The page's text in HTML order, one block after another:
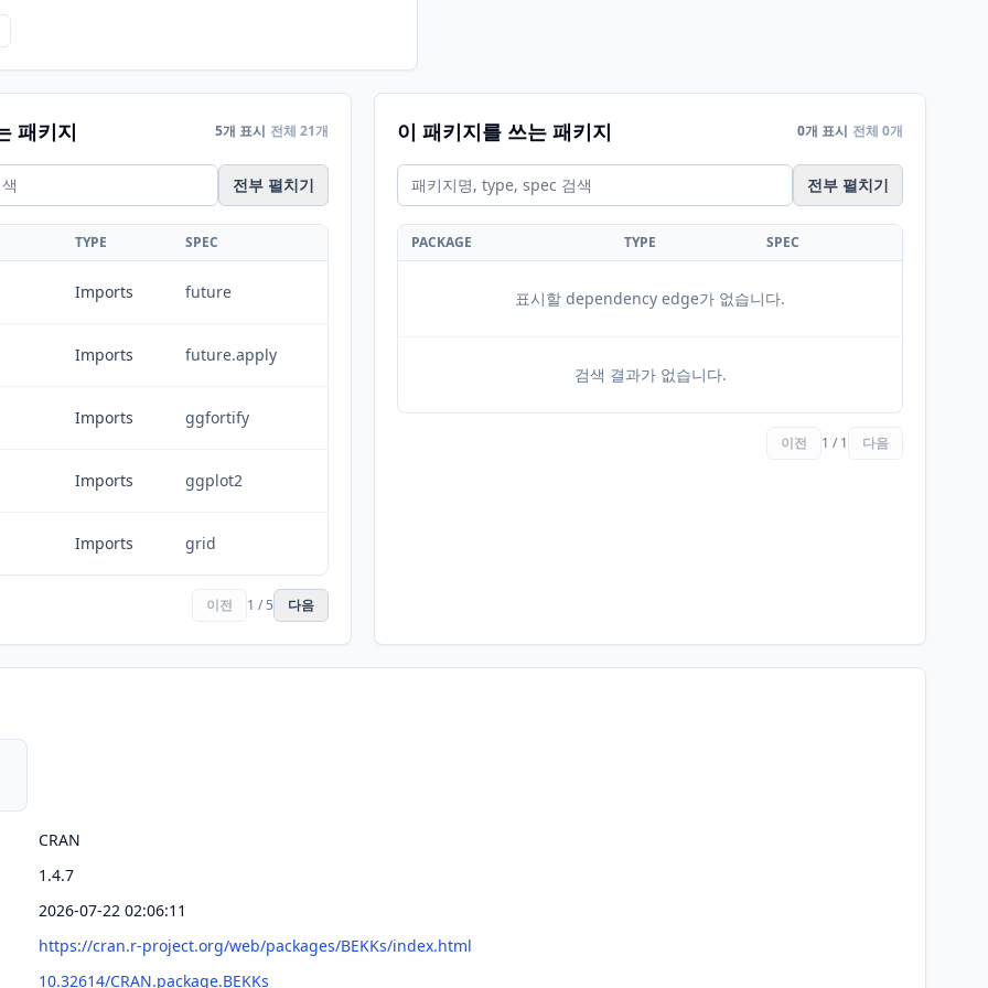
패키지 5개 표시 전체 21개
전부 펼치기
TYPE SPEC
Imports future
Imports future.apply
Imports ggfortify
Imports ggplot2
Imports grid
이전 1 / 5 다음
이 패키지를 쓰는 패키지 0개 표시 전체 0개
전부 펼치기
PACKAGE TYPE SPEC
표시할 dependency edge가 없습니다.
검색 결과가 없습니다.
이전 1 / 1 다음
CRAN
1.4.7
2026-07-22 02:06:11
https://cran.r-project.org/web/packages/BEKKs/index.html
10.32614/CRAN.package.BEKKs